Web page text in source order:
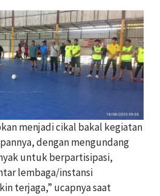
menjadi cikal bakal kegiatan
dengan mengundang
untuk berpartisipasi,
lembaga/instansi
terjaga,” ucapnya saat